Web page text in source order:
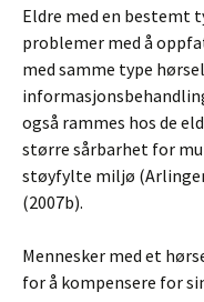
Eldre med en bestemt
problemer med å
med samme type
også rammes hos de
større sårbarhet for
støyfylte miljø
(2007b).
Mennesker med et
for å kompensere for